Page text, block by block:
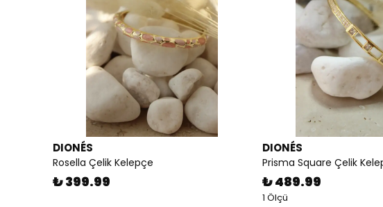
DIONÉS
Rosella Çelik Kelepçe
₺ 399.99
DIONÉS
Prisma Square Çelik
₺ 489.99
1 Ölçü